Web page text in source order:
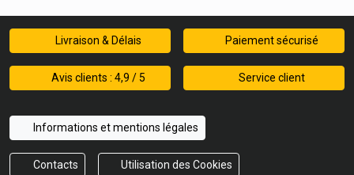
Livraison & Délais Paiement sécurisé
Avis clients : 4,9 / 5 Service client
Informations et mentions légales
Contacts Utilisation des Cookies